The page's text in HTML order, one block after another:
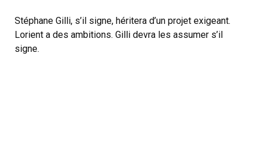
Stéphane Gilli, s’il signe, héritera d’un projet exigeant.
Lorient a des ambitions. Gilli devra les assumer s’il
signe.